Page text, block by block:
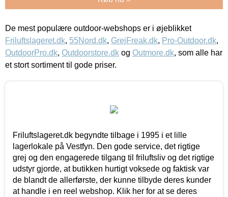
De mest populære outdoor-webshops er i øjeblikket
Friluftslageret.dk, 55Nord.dk, GrejFreak.dk, Pro-Outdoor.dk,
OutdoorPro.dk, Outdoorstore.dk og Outmore.dk, som alle har
et stort sortiment til gode priser.
Friluftslageret.dk begyndte tilbage i 1995 i et lille
lagerlokale på Vestfyn. Den gode service, det rigtige
grej og den engagerede tilgang til friluftsliv og det rigtige
udstyr gjorde, at butikken hurtigt voksede og faktisk var
de blandt de allerførste, der kunne tilbyde deres kunder
at handle i en reel webshop. Klik her for at se deres